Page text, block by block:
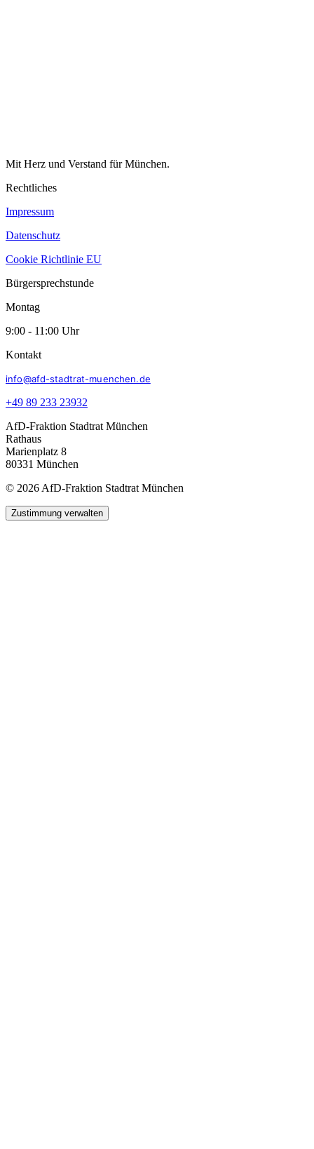
Mit Herz und Verstand für München.
Rechtliches
Impressum
Datenschutz
Cookie Richtlinie EU
Bürgersprechstunde
Montag
9:00 - 11:00 Uhr
Kontakt
info@afd-stadtrat-muenchen.de
+49 89 233 23932
AfD-Fraktion Stadtrat München
Rathaus
Marienplatz 8
80331 München
© 2026 AfD-Fraktion Stadtrat München
Zustimmung verwalten